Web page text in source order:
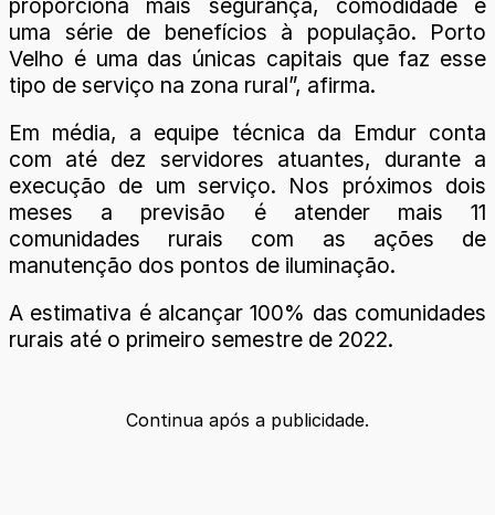
uma série de benefícios à população. Porto
Velho é uma das únicas capitais que faz esse
tipo de serviço na zona rural”, afirma.
Em média, a equipe técnica da Emdur conta
com até dez servidores atuantes, durante a
execução de um serviço. Nos próximos dois
meses a previsão é atender mais 11
comunidades rurais com as ações de
manutenção dos pontos de iluminação.
A estimativa é alcançar 100% das comunidades
rurais até o primeiro semestre de 2022.
Continua após a publicidade.